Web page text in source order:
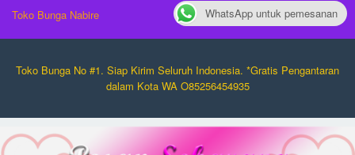
Toko Bunga Nabire
Toko Bunga No #1. Siap Kirim Seluruh Indonesia. *Gratis Pengantaran
dalam Kota WA O85256454935
WhatsApp untuk pemesanan